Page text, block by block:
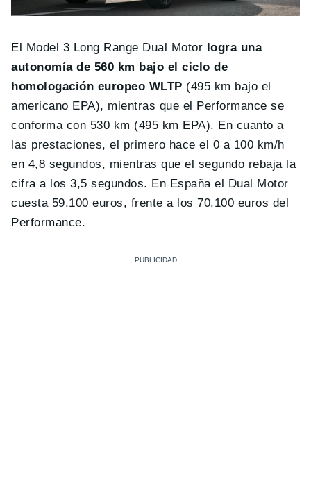
El Model 3 Long Range Dual Motor logra una
autonomía de 560 km bajo el ciclo de
homologación europeo WLTP (495 km bajo el
americano EPA), mientras que el Performance se
conforma con 530 km (495 km EPA). En cuanto a
las prestaciones, el primero hace el 0 a 100 km/h
en 4,8 segundos, mientras que el segundo rebaja la
cifra a los 3,5 segundos. En España el Dual Motor
cuesta 59.100 euros, frente a los 70.100 euros del
Performance.